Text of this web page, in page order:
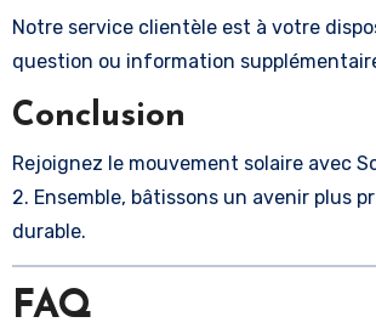
Notre service clientèle est à votre
question ou information
Conclusion
Rejoignez le mouvement solaire avec
2. Ensemble, bâtissons un avenir plus
durable.
FAQ